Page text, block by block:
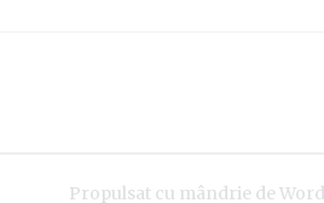
Propulsat cu mândrie de